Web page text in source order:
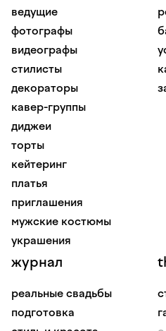
ведущие
фотографы
видеографы
стилисты
декораторы
кавер-группы
диджеи
торты
кейтеринг
платья
приглашения
мужские костюмы
украшения
журнал
реальные свадьбы
подготовка